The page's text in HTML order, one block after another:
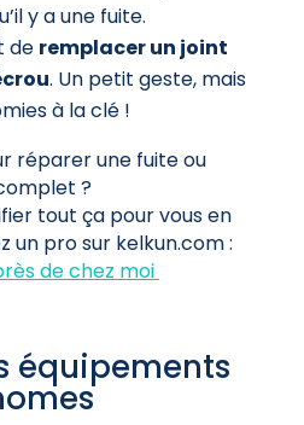
y a une fuite.
de remplacer un joint
. Un petit geste, mais
à la clé !
réparer une fuite ou
?
tout ça pour vous en
un pro sur kelkun.com :
de chez moi
équipements